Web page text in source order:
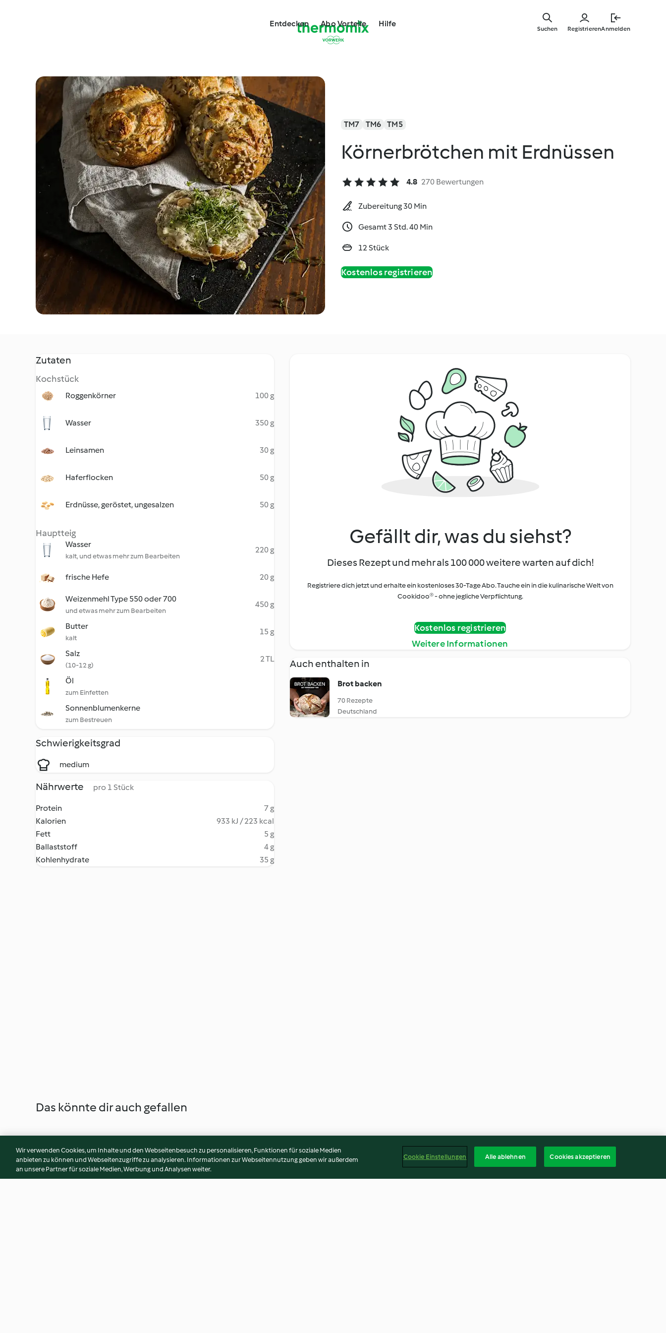
springen
Entdecken Abo Vorteile Hilfe
RegistrierenAnmelden
Suchen
TM7 TM6 TM5
Körnerbrötchen mit Erdnüssen
4.8 270 Bewertungen
Zubereitung 30 Min
Gesamt 3 Std. 40 Min
12 Stück
Kostenlos registrieren
Zutaten
Kochstück
Roggenkörner 100 g
Wasser 350 g
Leinsamen 30 g
Haferflocken 50 g
Erdnüsse, geröstet, ungesalzen 50 g
Hauptteig
Wasser
kalt, und etwas mehr zum Bearbeiten
220 g
frische Hefe 20 g
Weizenmehl Type 550 oder 700
und etwas mehr zum Bearbeiten
450 g
Butter
kalt
15 g
Salz
(10-12 g)
2 TL
Öl
zum Einfetten
Sonnenblumenkerne
zum Bestreuen
Schwierigkeitsgrad
medium
Nährwerte pro 1 Stück
Protein
7 g
Kalorien
933 kJ / 223 kcal
Fett
5 g
Ballaststoff
4 g
Kohlenhydrate
35 g
Gefällt dir, was du siehst?
Dieses Rezept und mehr als 100 000 weitere warten auf dich!
Registriere dich jetzt und erhalte ein kostenloses 30-Tage Abo. Tauche ein in die kulinarische Welt von
Cookidoo® - ohne jegliche Verpflichtung.
Kostenlos registrieren
Weitere Informationen
Auch enthalten in
Brot backen
70 Rezepte
Deutschland
Das könnte dir auch gefallen
Wir verwenden Cookies, um Inhalte und den Webseitenbesuch zu personalisieren, Funktionen für soziale Medien
anbieten zu können und Webseitenzugriffe zu analysieren. Informationen zur Webseitennutzung geben wir außerdem
an unsere Partner für soziale Medien, Werbung und Analysen weiter.
Cookie Einstellungen Alle ablehnen Cookies akzeptieren